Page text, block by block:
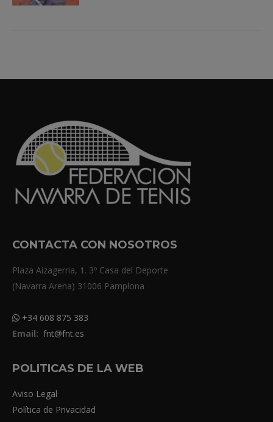
CONTACTA CON NOSOTROS
Plaza Aizagerria, 1. 3º Casa del Deporte
(Navarra Arena) 31006 Pamplona
+34 608 875 383
Email: fnt@fnt.es
POLITICAS DE LA WEB
Aviso Legal
Política de Privacidad